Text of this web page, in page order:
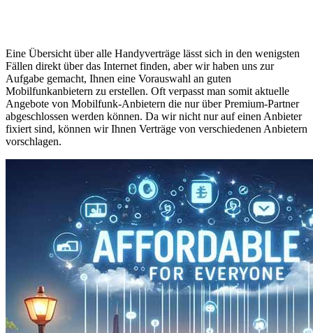
Eine Übersicht über alle Handyverträge lässt sich in den wenigsten
Fällen direkt über das Internet finden, aber wir haben uns zur
Aufgabe gemacht, Ihnen eine Vorauswahl an guten
Mobilfunkanbietern zu erstellen. Oft verpasst man somit aktuelle
Angebote von Mobilfunk-Anbietern die nur über Premium-Partner
abgeschlossen werden können. Da wir nicht nur auf einen Anbieter
fixiert sind, können wir Ihnen Verträge von verschiedenen Anbietern
vorschlagen.